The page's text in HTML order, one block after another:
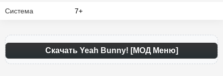
Система 7+
Скачать Yeah Bunny! [МОД Меню]